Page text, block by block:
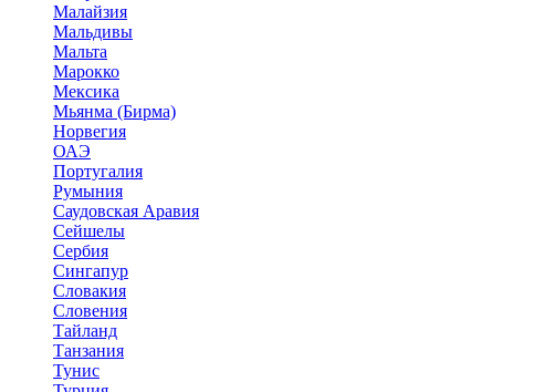
Малайзия
Мальдивы
Мальта
Марокко
Мексика
Мьянма (Бирма)
Норвегия
ОАЭ
Португалия
Румыния
Саудовская Аравия
Сейшелы
Сербия
Сингапур
Словакия
Словения
Тайланд
Танзания
Тунис